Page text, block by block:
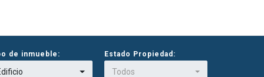
de inmueble: Estado Propiedad:
Todos